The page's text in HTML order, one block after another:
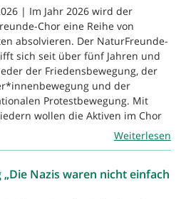
| Im Jahr 2026 wird der
Chor eine Reihe von
absolvieren. Der NaturFreunde-
sich seit über fünf Jahren und
der Friedensbewegung, der
und der
Protestbewegung. Mit
wollen die Aktiven im Chor
Weiterlesen
Nazis waren nicht einfach